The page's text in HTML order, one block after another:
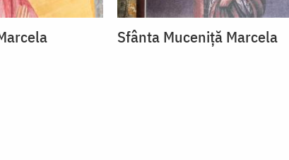
Sfânta Muceniță Marcela